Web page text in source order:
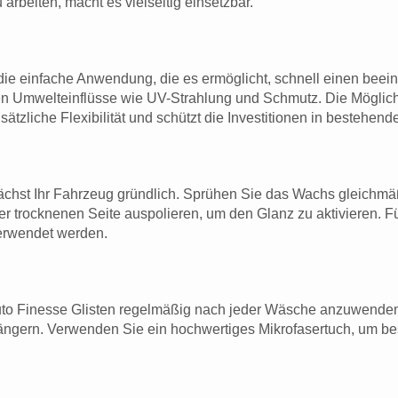
einfache Anwendung, die es ermöglicht, schnell einen
Umwelteinflüsse wie UV-Strahlung und Schmutz. Die
Flexibilität und schützt die Investitionen in
Ihr Fahrzeug gründlich. Sprühen Sie das Wachs
trocknenen Seite auspolieren, um den Glanz zu aktivieren.
werden.
Finesse Glisten regelmäßig nach jeder Wäsche
Verwenden Sie ein hochwertiges Mikrofasertuch, um